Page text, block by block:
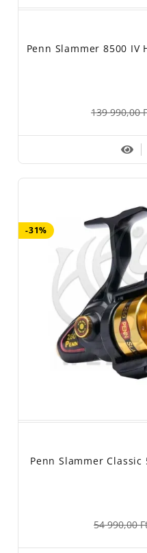
Penn Slammer 8500 IV
139 990,00
-31%
Penn Slammer Classic
54 990,00